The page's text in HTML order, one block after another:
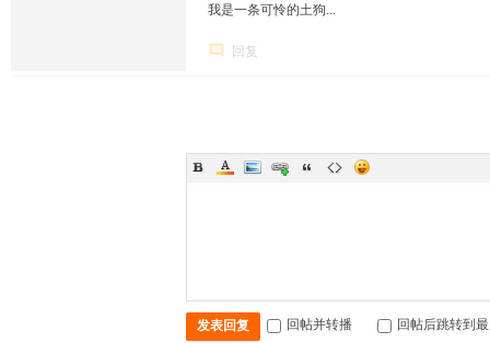
我是一条可怜的土狗...
回复
发表回复 回帖并转播 回帖后跳转到